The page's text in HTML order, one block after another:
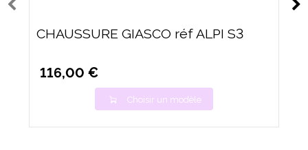
CHAUSSURE GIASCO réf ALPI S3
116,00 €
Choisir un modèle